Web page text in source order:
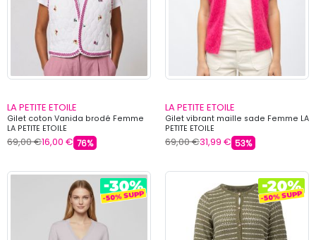
LA PETITE ETOILE
Gilet coton Vanida brodé Femme
LA PETITE ETOILE
69,00 €16,00 € 76%
LA PETITE ETOILE
Gilet vibrant maille sade Femme LA
PETITE ETOILE
69,00 €31,99 € 53%